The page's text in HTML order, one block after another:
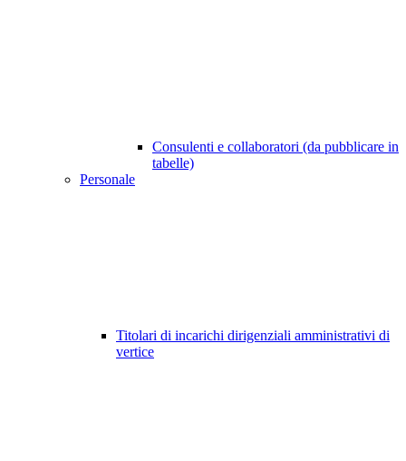
Consulenti e collaboratori (da pubblicare in
tabelle)
Personale
Titolari di incarichi dirigenziali amministrativi di
vertice